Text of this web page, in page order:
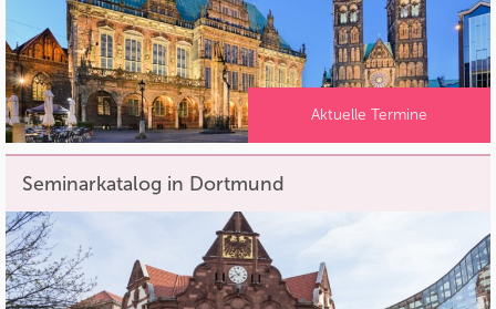
Aktuelle Termine
Seminarkatalog in Dortmund